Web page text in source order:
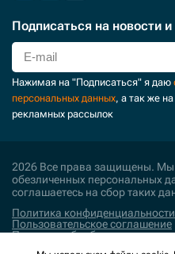
Подписаться на новости
Нажимая на "Подписаться" я даю
персональных данных, а так же
рекламных рассылок
2026 Все права защищены. Мы
обезличенных персональных
соглашаетесь на сбор таких
Политика конфиденциальности
Пользовательское соглашение
Политика обработки